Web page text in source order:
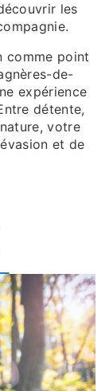
les
comme point
de-
expérience
détente,
votre
et de